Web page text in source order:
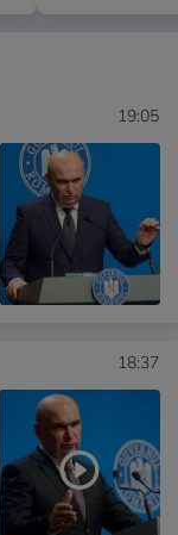
19:05
18:37